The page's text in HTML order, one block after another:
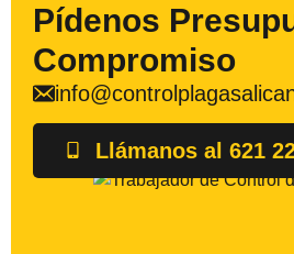
Pídenos
Compromiso
Llámanos al 621